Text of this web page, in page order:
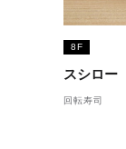
8F
スシロー
回転寿司